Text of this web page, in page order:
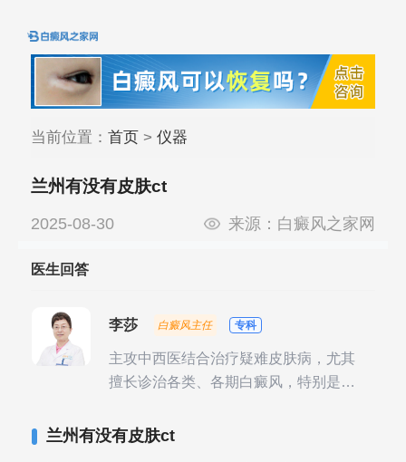
当前位置： 首页> 仪器
兰州有没有皮肤ct
2025-08-30 来源： 白癜风之家网
医生回答
李莎 白癜风主任 专科
主攻中西医结合治疗疑难皮肤病，尤其
擅长诊治各类、各期白癜风，特别是对
复发期;临床运用中医的辨证施治，理法
兰州有没有皮肤ct